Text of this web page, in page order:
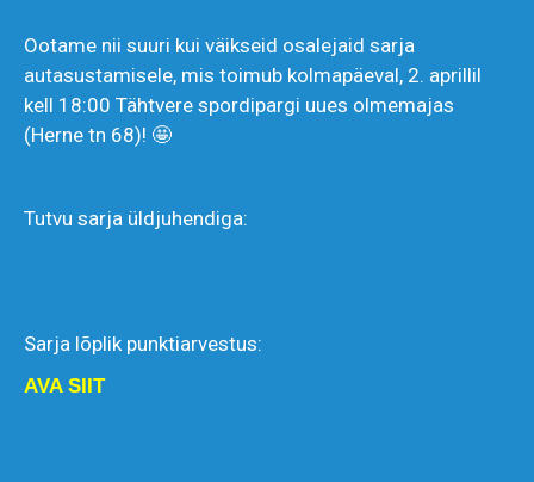
Ootame nii suuri kui väikseid osalejaid sarja
autasustamisele, mis toimub kolmapäeval, 2. aprillil
kell 18:00 Tähtvere spordipargi uues olmemajas
(Herne tn 68)! 🤩
Tutvu sarja üldjuhendiga:
Sarja lõplik punktiarvestus:
AVA SIIT